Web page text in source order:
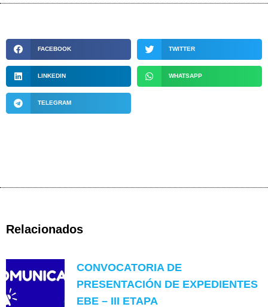
FACEBOOK TWITTER
LINKEDIN WHATSAPP
TELEGRAM
Relacionados
CONVOCATORIA DE
PRESENTACIÓN DE EXPEDIENTES
EBE – III ETAPA